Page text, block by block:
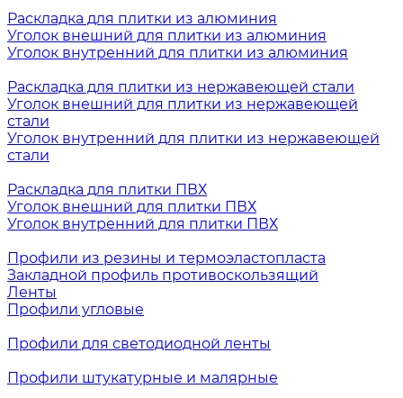
Раскладка для плитки из алюминия
Уголок внешний для плитки из алюминия
Уголок внутренний для плитки из алюминия
Раскладка для плитки из нержавеющей стали
Уголок внешний для плитки из нержавеющей
стали
Уголок внутренний для плитки из нержавеющей
стали
Раскладка для плитки ПВХ
Уголок внешний для плитки ПВХ
Уголок внутренний для плитки ПВХ
Профили из резины и термоэластопласта
Закладной профиль противоскользящий
Ленты
Профили угловые
Профили для светодиодной ленты
Профили штукатурные и малярные